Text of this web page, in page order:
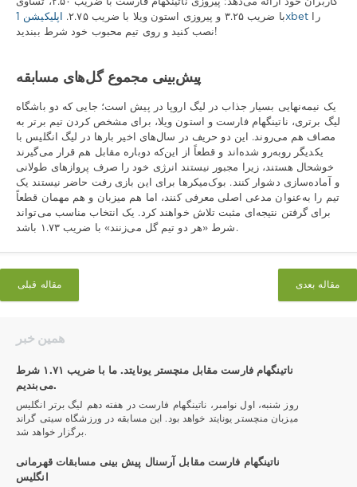
کاربران خود ارائه می‌دهد: پیروزی ناتینگهام فارست با ضریب ۲.۵۰، تساوی
با ضریب ۳.۲۵ و پیروزی استون ویلا با ضریب ۲.۷۵.اپلیکیشن 1xbet
را
نصب کنید و روی تیم محبوب خود شرط ببندید!
پیش‌بینی مجموع گل‌های مسابقه
یک نیمه‌نهایی بسیار جذاب در لیگ اروپا در پیش است؛ جایی که دو باشگاه
لیگ برتری، ناتینگهام فارست و استون ویلا، برای مشخص کردن تیم برتر به
مصاف هم می‌روند. این دو حریف در سال‌های اخیر بارها در لیگ انگلیس با
یکدیگر روبه‌رو شده‌اند و قطعاً از این‌که دوباره مقابل هم قرار می‌گیرند
خوشحال هستند، زیرا مجبور نیستند انرژی خود را صرف پروازهای طولانی
و آماده‌سازی دشوار کنند. بوک‌میکرها برای این بازی رفت حاضر نیستند یک
تیم را به‌عنوان مدعی اصلی معرفی کنند، اما هم میزبان و هم مهمان قطعاً
برای گرفتن نتیجه‌ای مثبت تلاش خواهند کرد. یک انتخاب مناسب می‌تواند
شرط «هر دو تیم گل می‌زنند» با ضریب ۱.۷۳ باشد.
مقاله قبلی مقاله بعدی
همین خبر
ناتینگهام فارست مقابل منچستر یونایتد. ما با ضریب ۱.۷۱ شرط
می‌بندیم.
روز شنبه، اول نوامبر، ناتینگهام فارست در هفته دهم لیگ برتر انگلیس
میزبان منچستر یونایتد خواهد بود. این مسابقه در ورزشگاه سیتی گراند
برگزار خواهد شد.
ناتینگهام فارست مقابل آرسنال پیش بینی مسابقات قهرمانی
انگلیس